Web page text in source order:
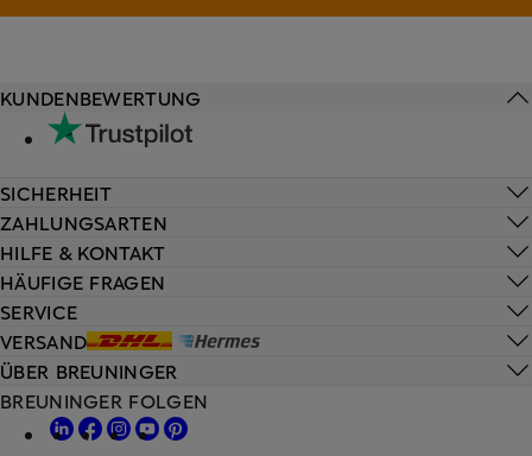
HILFE & KONTAKT
HÄUFIGE FRAGEN
SERVICE
VERSAND
KUNDENBEWERTUNG
SICHERHEIT
ZAHLUNGSARTEN
ÜBER BREUNINGER
BREUNINGER FOLGEN